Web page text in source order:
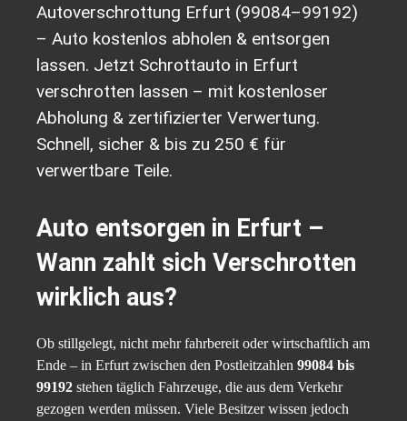
Autoverschrottung Erfurt (99084–99192)
– Auto kostenlos abholen & entsorgen
lassen. Jetzt Schrottauto in Erfurt
verschrotten lassen – mit kostenloser
Abholung & zertifizierter Verwertung.
Schnell, sicher & bis zu 250 € für
verwertbare Teile.
Auto entsorgen in Erfurt –
Wann zahlt sich Verschrotten
wirklich aus?
Ob stillgelegt, nicht mehr fahrbereit oder wirtschaftlich am
Ende – in Erfurt zwischen den Postleitzahlen 99084 bis
99192 stehen täglich Fahrzeuge, die aus dem Verkehr
gezogen werden müssen. Viele Besitzer wissen jedoch